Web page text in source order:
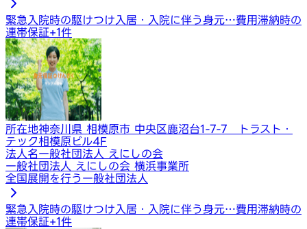
緊急入院時の駆けつけ 入居・入院に伴う身元…費用滞納時の
連帯保証+1件
所在地神奈川県 相模原市 中央区鹿沼台1-7-7 トラスト・
テック相模原ビル4F
法人名一般社団法人 えにしの会
一般社団法人 えにしの会 横浜事業所
全国展開を行う一般社団法人
緊急入院時の駆けつけ 入居・入院に伴う身元…費用滞納時の
連帯保証+1件